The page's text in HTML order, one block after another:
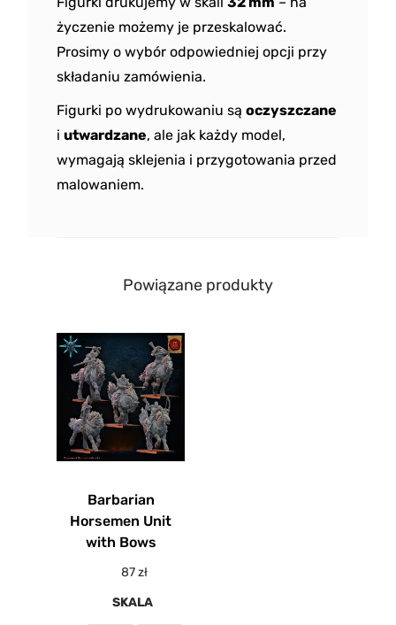
życzenie możemy je przeskalować.
Prosimy o wybór odpowiedniej opcji przy
składaniu zamówienia.
Figurki po wydrukowaniu są oczyszczane
i utwardzane, ale jak każdy model,
wymagają sklejenia i przygotowania przed
malowaniem.
Powiązane produkty
Barbarian
Horsemen Unit
with Bows
87zł
SKALA